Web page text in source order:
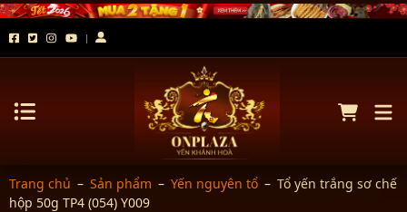
Trang chủ – Sản phẩm – Yến nguyên tổ – Tổ yến trắng sơ chế
hộp 50g TP4 (054) Y009